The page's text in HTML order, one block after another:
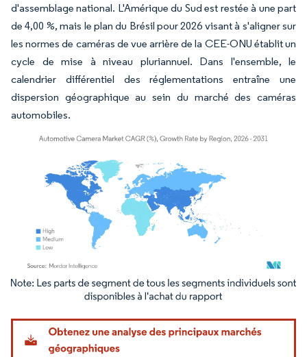
d'assemblage national. L'Amérique du Sud est restée à une part
de 4,00 %, mais le plan du Brésil pour 2026 visant à s'aligner sur
les normes de caméras de vue arrière de la CEE-ONU établit un
cycle de mise à niveau pluriannuel. Dans l'ensemble, le
calendrier différentiel des réglementations entraîne une
dispersion géographique au sein du marché des caméras
automobiles.
Image © Mordor Intelligence. La réutilisation nécessite une attribution sous CC BY